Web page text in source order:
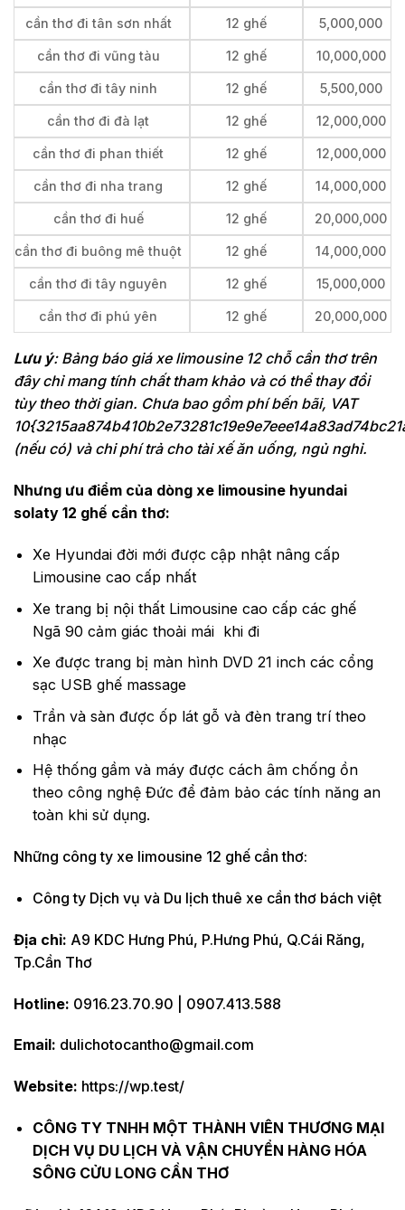
cần thơ đi tân sơn nhất 12 ghế 5,000,000
cần thơ đi vũng tàu 12 ghế 10,000,000
cần thơ đi tây ninh 12 ghế 5,500,000
cần thơ đi đà lạt 12 ghế 12,000,000
cần thơ đi phan thiết 12 ghế 12,000,000
cần thơ đi nha trang 12 ghế 14,000,000
cần thơ đi huế 12 ghế 20,000,000
cần thơ đi buông mê thuột 12 ghế 14,000,000
cần thơ đi tây nguyên 12 ghế 15,000,000
cần thơ đi phú yên 12 ghế 20,000,000
Lưu ý: Bảng báo giá xe limousine 12 chỗ cần thơ trên
đây chỉ mang tính chất tham khảo và có thể thay đổi
tùy theo thời gian. Chưa bao gồm phí bến bãi, VAT
(nếu có) và chi phí trả cho tài xế ăn uống, ngủ nghỉ.
Nhưng ưu điểm của dòng xe limousine hyundai
solaty 12 ghế cần thơ:
Xe Hyundai đời mới được cập nhật nâng cấp
Limousine cao cấp nhất
Xe trang bị nội thất Limousine cao cấp các ghế
Ngã 90 cảm giác thoải mái khi đi
Xe được trang bị màn hình DVD 21 inch các cổng
sạc USB ghế massage
Trần và sàn được ốp lát gỗ và đèn trang trí theo
nhạc
Hệ thống gầm và máy được cách âm chống ồn
theo công nghệ Đức để đảm bảo các tính năng an
toàn khi sử dụng.
Những công ty xe limousine 12 ghế cần thơ:
Công ty Dịch vụ và Du lịch thuê xe cần thơ bách việt
Địa chỉ: A9 KDC Hưng Phú, P.Hưng Phú, Q.Cái Răng,
Tp.Cần Thơ
Hotline: 0916.23.70.90 | 0907.413.588
Email: dulichotocantho@gmail.com
Website: https://wp.test/
CÔNG TY TNHH MỘT THÀNH VIÊN THƯƠNG MẠI
DỊCH VỤ DU LỊCH VÀ VẬN CHUYỂN HÀNG HÓA
SÔNG CỬU LONG CẦN THƠ